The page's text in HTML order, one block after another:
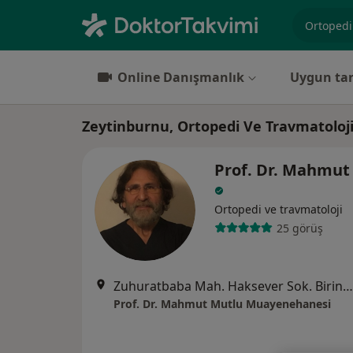
Online Danışmanlık Uygun
Zeytinburnu, Ortopedi Ve Travmatoloji
Prof. Dr.
Ortopedi ve travmatoloji
25 görüş
Zuhuratbaba Mah. Haksever Sok. Birinci Yıldız Sitesi 8A Blok Kat 2 D3, İstanbul
Prof. Dr. Mahmut Mutlu Muayenehanesi